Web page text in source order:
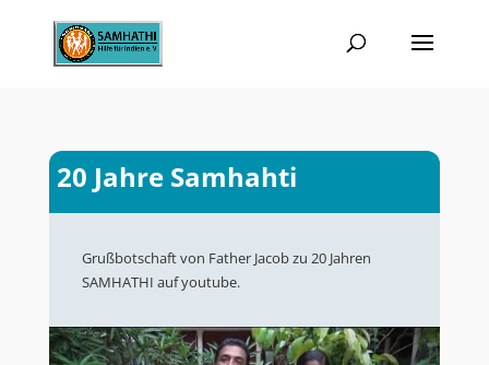
20 Jahre Samhahti
Grußbotschaft von Father Jacob zu 20 Jahren
SAMHATHI auf youtube.